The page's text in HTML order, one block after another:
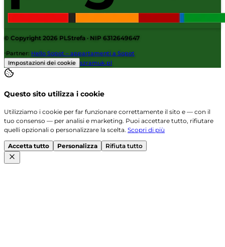
© Copyright 2026 PLStrefa · NIP 6312649647
·Partner: Hello Sopot – appartamenti a Sopot
Impostazioni dei cookie szramuk.pl
Questo sito utilizza i cookie
Utilizziamo i cookie per far funzionare correttamente il sito e — con il
tuo consenso — per analisi e marketing. Puoi accettare tutto, rifiutare
quelli opzionali o personalizzare la scelta. Scopri di più
Accetta tutto Personalizza Rifiuta tutto